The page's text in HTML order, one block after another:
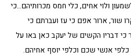
ולוי אחים, כלי חמס מכרותיהם…כי
שור, ארור אפם כי עז ועברתם כי
דבריו הקשים של יעקב כאן באו על
אנשי שכם וכלפי יוסף אחיהם.